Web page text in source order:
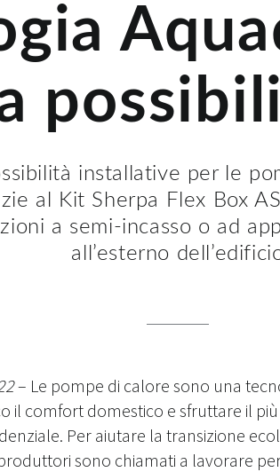
installative per le
al Kit Sherpa Flex Box
a semi-incasso o ad
all’esterno
– Le pompe di calore sono una
il comfort domestico e sfruttare il
Per aiutare la transizione
sono chiamati a lavorare